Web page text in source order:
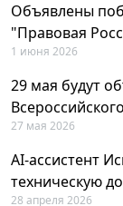
Объявлены
"Правовая
1 июня 2026
29 мая будут
27 мая 2026
AI-ассистент
техническую
28 апреля 2026